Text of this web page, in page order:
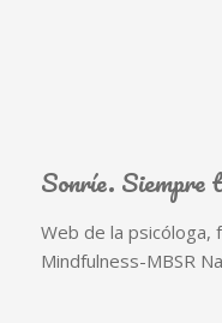
Sonríe. Siempre
Web de la
Mindfulness-MBSR